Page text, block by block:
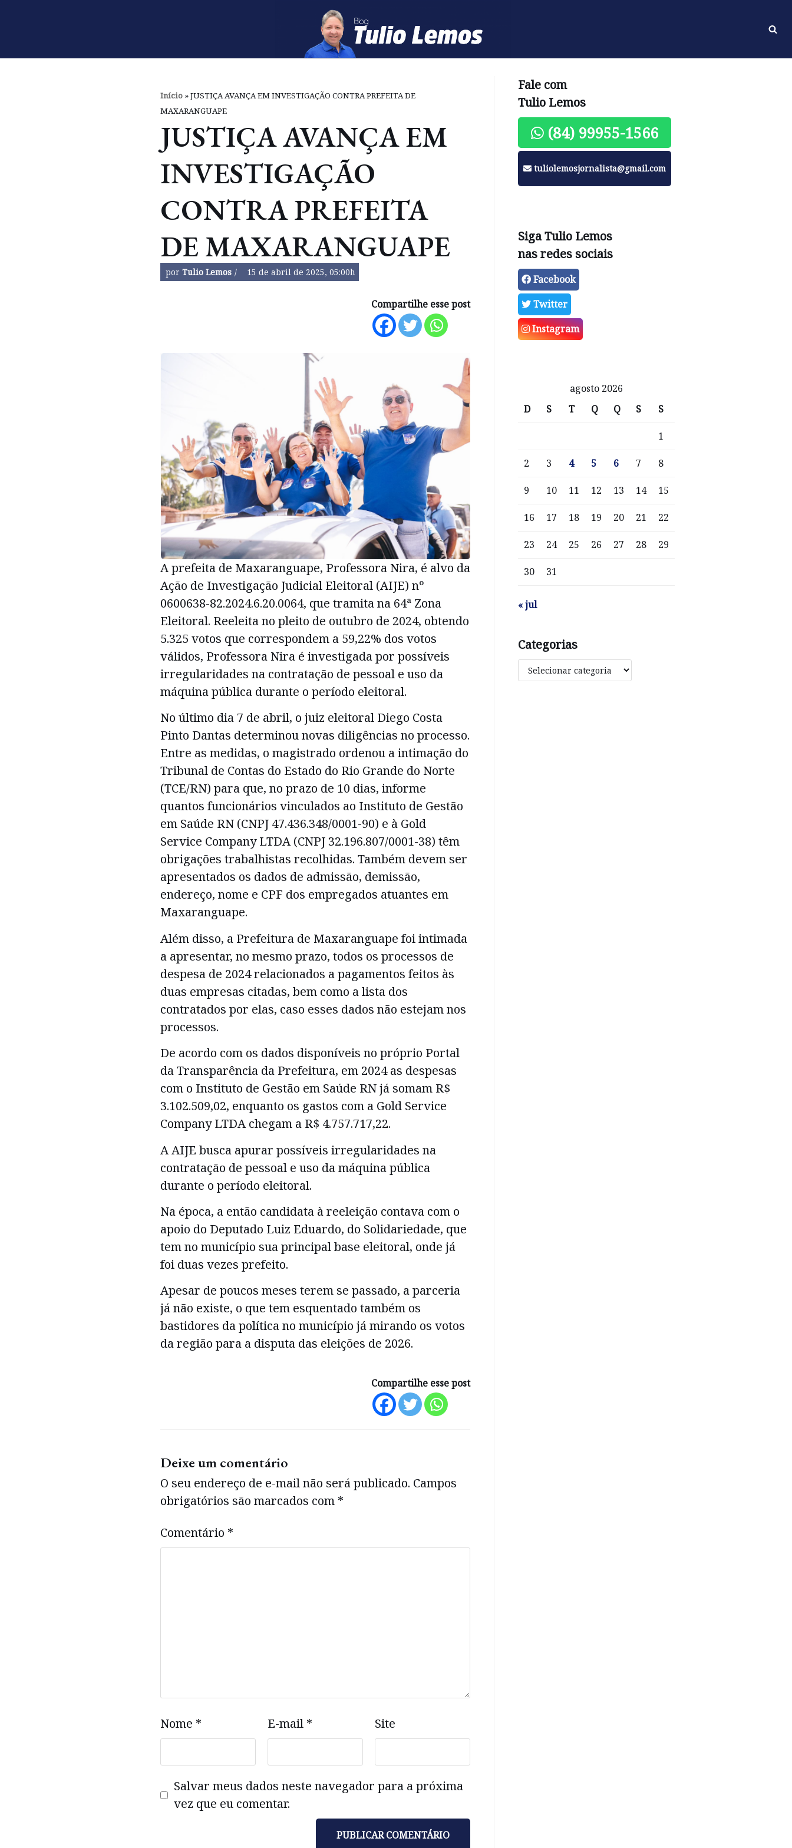
o
Início »JUSTIÇA AVANÇA EM INVESTIGAÇÃO CONTRA PREFEITA DE
MAXARANGUAPE
JUSTIÇA AVANÇA EM
INVESTIGAÇÃO
CONTRA PREFEITA
DE MAXARANGUAPE
por Tulio Lemos 15 de abril de 2025, 05:00h
Compartilhe esse post
A prefeita de Maxaranguape, Professora Nira, é alvo da
Ação de Investigação Judicial Eleitoral (AIJE) nº
0600638-82.2024.6.20.0064, que tramita na 64ª Zona
Eleitoral. Reeleita no pleito de outubro de 2024, obtendo
5.325 votos que correspondem a 59,22% dos votos
válidos, Professora Nira é investigada por possíveis
irregularidades na contratação de pessoal e uso da
máquina pública durante o período eleitoral.
No último dia 7 de abril, o juiz eleitoral Diego Costa
Pinto Dantas determinou novas diligências no processo.
Entre as medidas, o magistrado ordenou a intimação do
Tribunal de Contas do Estado do Rio Grande do Norte
(TCE/RN) para que, no prazo de 10 dias, informe
quantos funcionários vinculados ao Instituto de Gestão
em Saúde RN (CNPJ 47.436.348/0001-90) e à Gold
Service Company LTDA (CNPJ 32.196.807/0001-38) têm
obrigações trabalhistas recolhidas. Também devem ser
apresentados os dados de admissão, demissão,
endereço, nome e CPF dos empregados atuantes em
Maxaranguape.
Além disso, a Prefeitura de Maxaranguape foi intimada
a apresentar, no mesmo prazo, todos os processos de
despesa de 2024 relacionados a pagamentos feitos às
duas empresas citadas, bem como a lista dos
contratados por elas, caso esses dados não estejam nos
processos.
De acordo com os dados disponíveis no próprio Portal
da Transparência da Prefeitura, em 2024 as despesas
com o Instituto de Gestão em Saúde RN já somam R$
3.102.509,02, enquanto os gastos com a Gold Service
Company LTDA chegam a R$ 4.757.717,22.
A AIJE busca apurar possíveis irregularidades na
contratação de pessoal e uso da máquina pública
durante o período eleitoral.
Na época, a então candidata à reeleição contava com o
apoio do Deputado Luiz Eduardo, do Solidariedade, que
tem no município sua principal base eleitoral, onde já
foi duas vezes prefeito.
Apesar de poucos meses terem se passado, a parceria
já não existe, o que tem esquentado também os
bastidores da política no município já mirando os votos
da região para a disputa das eleições de 2026.
Compartilhe esse post
Deixe um comentário
O seu endereço de e-mail não será publicado. Campos
obrigatórios são marcados com *
Comentário *
Nome * E-mail * Site
Salvar meus dados neste navegador para a próxima
vez que eu comentar.
Fale com
Tulio Lemos
(84) 99955-1566
tuliolemosjornalista@gmail.com
Siga Tulio Lemos
nas redes sociais
Facebook
Twitter
Instagram
agosto 2026
D
S T Q Q S S
1
2 3 4 5 6 7 8
9 10 11 12 13 14 15
16 17 18 19 20 21 22
23 24 25 26 27 28 29
30 31
« jul
Categorias